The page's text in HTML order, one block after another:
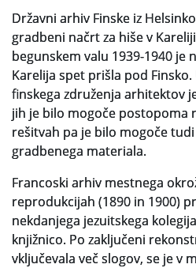
Državni arhiv Finske iz
gradbeni načrt za hiše v
begunskem valu 1939-1940 je
Karelija spet prišla pod
finskega združenja arhitektov
jih je bilo mogoče postopoma
rešitvah pa je bilo mogoče
gradbenega materiala.
Francoski arhiv mestnega
reprodukcijah (1890 in 1900)
nekdanjega jezuitskega
knjižnico. Po zaključeni
vključevala več slogov, se je v